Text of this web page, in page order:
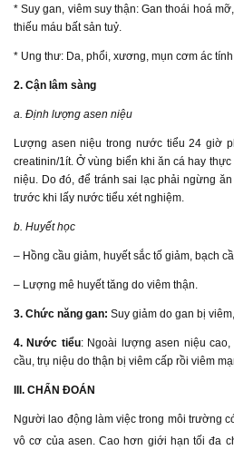
* Suy gan, viêm suy thận: Gan thoái hoá
thiếu máu bất sản tuỷ.
* Ung thư: Da, phổi, xương, mụn cơm ác
2. Cận lâm sàng
a. Định lượng asen niệu
Lượng asen niệu trong nước tiểu 24 giờ
creatinin/1ít. Ở vùng biển khi ăn cá hay
niệu. Do đó, để tránh sai lạc phải ngừng
trước khi lấy nước tiểu xét nghiệm.
b. Huyết học
– Hồng cầu giảm, huyết sắc tố giảm, bạch
– Lượng mê huyết tăng do viêm thận.
3. Chức năng gan: Suy giảm do gan bị
4. Nước tiểu: Ngoài lượng asen niệu
cầu, trụ niệu do thận bị viêm cấp rồi viêm
III. CHẨN ĐOÁN
Người lao động làm việc trong môi trường
vô cơ của asen. Cao hơn giới hạn tối đa